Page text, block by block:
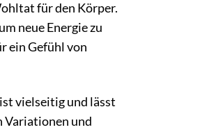
für den Körper.
neue Energie zu
ein Gefühl von
vielseitig und lässt
Variationen und